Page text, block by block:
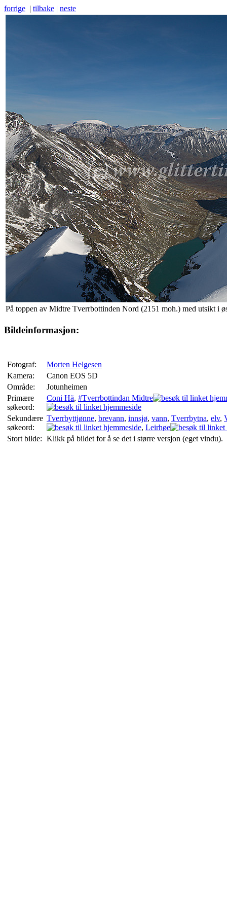
forrige | tilbake | neste
På toppen av Midtre Tverrbottinden Nord (2151 moh.) med utsikt i
Bildeinformasjon:
Fotograf:
Morten Helgesen
Kamera:
Canon EOS 5D
Område:
Jotunheimen
Primære
søkeord:
Coni Hä, #Tverrbottindan Midtre
Sekundære
søkeord:
Tverrbyttjønne, brevann, innsjø, vann, Tverrbytna, elv,
, Leirhøe
Stort bilde: Klikk på bildet for å se det i større versjon (eget vindu).